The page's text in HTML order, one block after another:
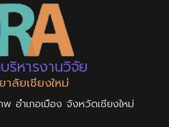
ริหารงานวิจัย
าลัยเชียงใหม่
อำเภอเมือง จังหวัดเชียงใหม่